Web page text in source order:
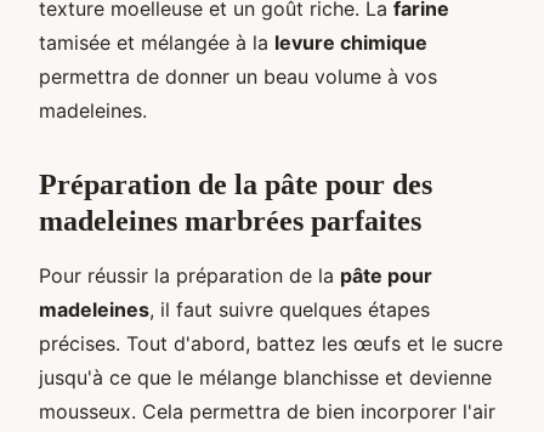
texture moelleuse et un goût riche. La farine
tamisée et mélangée à la levure chimique
permettra de donner un beau volume à vos
madeleines.
Préparation de la pâte pour des
madeleines marbrées parfaites
Pour réussir la préparation de la pâte pour
madeleines, il faut suivre quelques étapes
précises. Tout d'abord, battez les œufs et le sucre
jusqu'à ce que le mélange blanchisse et devienne
mousseux. Cela permettra de bien incorporer l'air